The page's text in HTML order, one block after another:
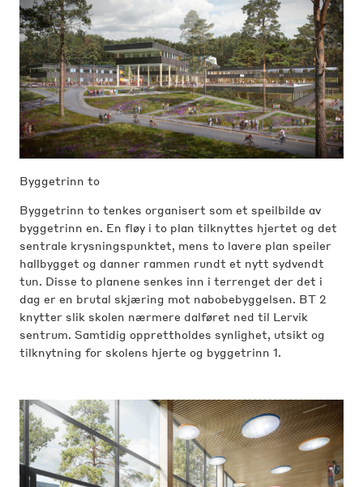
Byggetrinn to
Byggetrinn to tenkes organisert som et speilbilde av
byggetrinn en. En fløy i to plan tilknyttes hjertet og det
sentrale krysningspunktet, mens to lavere plan speiler
hallbygget og danner rammen rundt et nytt sydvendt
tun. Disse to planene senkes inn i terrenget der det i
dag er en brutal skjæring mot nabobebyggelsen. BT 2
knytter slik skolen nærmere dalføret ned til Lervik
sentrum. Samtidig opprettholdes synlighet, utsikt og
tilknytning for skolens hjerte og byggetrinn 1.